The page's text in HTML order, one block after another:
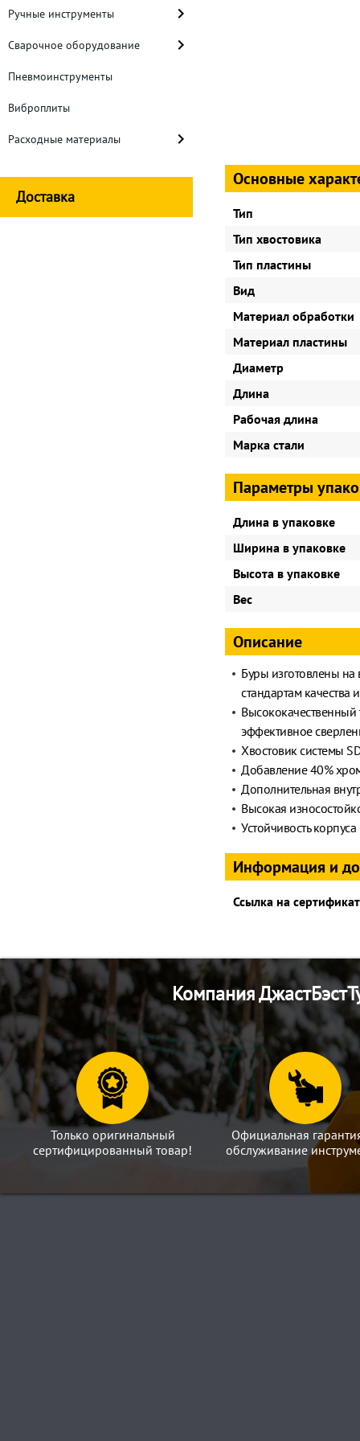
Ручные инструменты
Сварочное оборудование
Пневмоинструменты
Виброплиты
Расходные материалы
Доставка
Основные
Тип
Тип хвостовика
Тип пластины
Вид
Материал обработки
Материал пластины
Диаметр
Длина
Рабочая длина
Марка стали
Параметры
Длина в упаковке
Ширина в упаковке
Высота в упаковке
Вес
Описание
Буры изготовлены
стандартам качества
эффективное
Хвостовик системы
Добавление 40%
Дополнительная
Высокая
Устойчивость
Информация и
Ссылка на сертификат
Компания
Только оригинальный
сертифицированный товар!
Официальная
обслуживание